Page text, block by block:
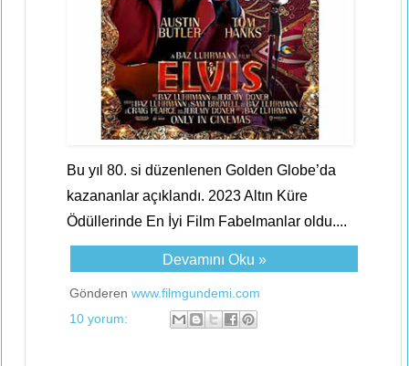
Bu yıl 80. si düzenlenen Golden Globe’da
kazananlar açıklandı. 2023 Altın Küre
Ödüllerinde En İyi Film Fabelmanlar oldu....
Devamını Oku »
Gönderen www.filmgundemi.com
10 yorum: